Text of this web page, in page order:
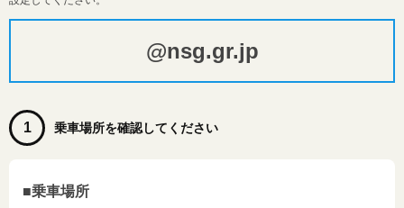
@nsg.gr.jp
1 乗車場所を確認してください
■乗車場所